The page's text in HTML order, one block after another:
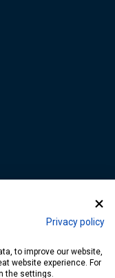
Privacy policy
to improve our website,
website experience. For
the settings.